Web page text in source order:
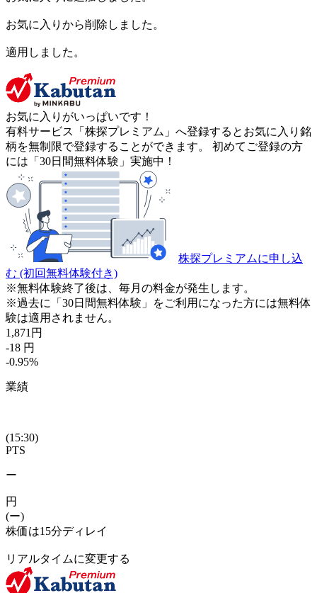
お気に入りから削除しました。
適用しました。
お気に入りがいっぱいです！
有料サービス「株探プレミアム」へ登録するとお気に入り銘
柄を無制限で登録することができます。 初めてご登録の方
には「30日間無料体験」実施中！
株探プレミアムに申し込
む (初回無料体験付き)
※無料体験終了後は、毎月の料金が発生します。
※過去に「30日間無料体験」をご利用になった方には無料体
験は適用されません。
1,871 円
-18 円
-0.95%
業績
(15:30)
PTS
ー
円
(ー)
株価は15分ディレイ
リアルタイムに変更する